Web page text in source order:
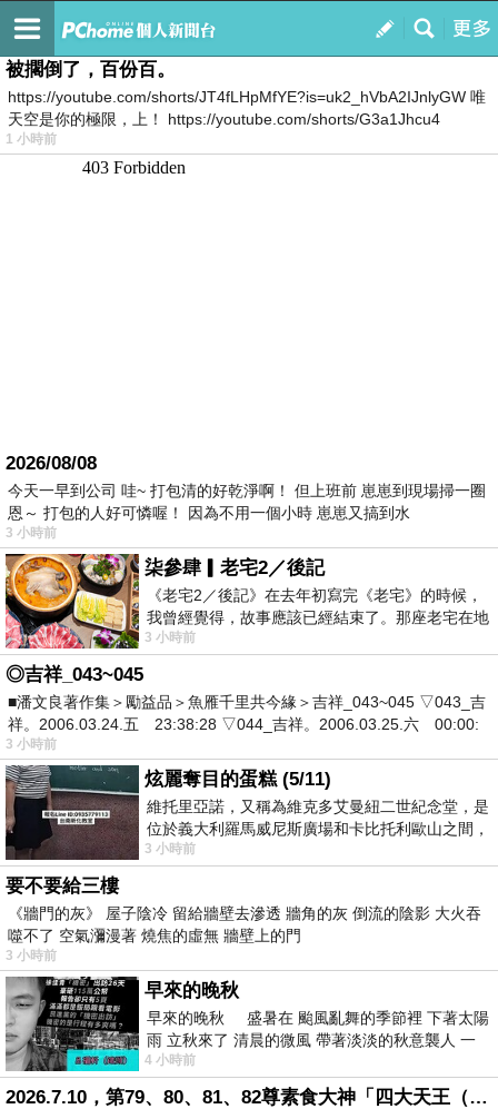
我的
最新文章
被擱倒了，百份百。
https://youtube.com/shorts/JT4fLHpMfYE?is=uk2_hVbA2IJnlyGW 唯
天空是你的極限，上！ https://youtube.com/shorts/G3a1Jhcu4
1 小時前
2026/08/08
今天一早到公司 哇~ 打包清的好乾淨啊！ 但上班前 崽崽到現場掃一圈
恩～ 打包的人好可憐喔！ 因為不用一個小時 崽崽又搞到水
3 小時前
柒參肆▎老宅2／後記
《老宅2／後記》在去年初寫完《老宅》的時候，
我曾經覺得，故事應該已經結束了。那座老宅在地
震中倒塌，七個人終於離開那片黑暗，
3 小時前
◎吉祥_043~045
■潘文良著作集＞勵益品＞魚雁千里共今緣＞吉祥_043~045 ▽043_吉
祥。2006.03.24.五 23:38:28 ▽044_吉祥。2006.03.25.六 00:00:
3 小時前
炫麗奪目的蛋糕 (5/11)
維托里亞諾，又稱為維克多艾曼紐二世紀念堂，是
位於義大利羅馬威尼斯廣場和卡比托利歐山之間，
用以紀念統一義大利統一後的的第一位國
3 小時前
要不要給三樓
《牆門的灰》 屋子陰冷 留給牆壁去滲透 牆角的灰 倒流的陰影 大火吞
噬不了 空氣瀰漫著 燒焦的虛無 牆壁上的門
3 小時前
早來的晚秋
早來的晚秋 盛暑在 颱風亂舞的季節裡 下著太陽
雨 立秋來了 清晨的微風 帶著淡淡的秋意襲人 一
下子 又被赤
4 小時前
2026.7.10，第79、80、81、82尊素食大神「四大天王（護界）」降臨寶島台灣（6）